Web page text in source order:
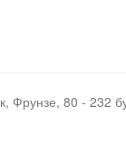
Фрунзе, 80 - 232